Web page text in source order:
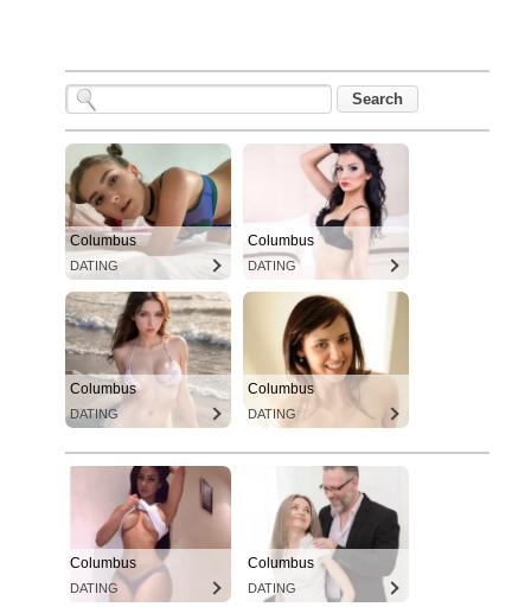
Columbus
DATING
Columbus
DATING
Columbus
DATING
Columbus
DATING
Columbus
DATING
Columbus
DATING